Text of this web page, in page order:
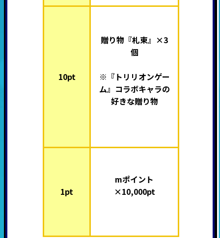
10pt
贈り物『札束』×3
個
※『トリリオンゲー
ム』コラボキャラの
好きな贈り物
1pt
mポイント
×10,000pt